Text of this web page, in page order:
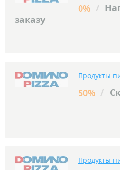
0% /
заказу
Продукты
50% /
Продукты